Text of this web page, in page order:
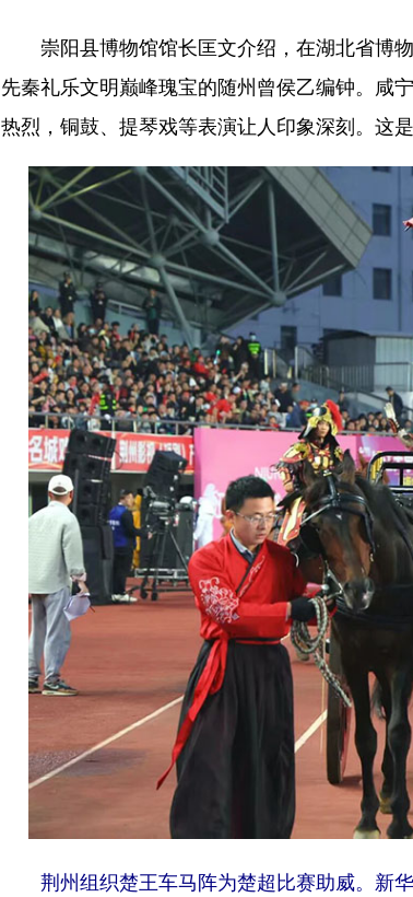
崇阳县博物馆馆长匡文‌介绍，在湖北省博物
先秦礼乐文明巅峰瑰宝的随州曾侯乙编钟。咸
热烈，铜鼓、提琴戏等表演让人印象深刻。这
荆州组织楚王车马阵为楚超比赛助威。新